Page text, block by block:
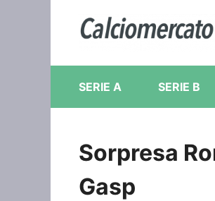
contenuto
SERIE A SERIE B
Sorpresa
Gasp